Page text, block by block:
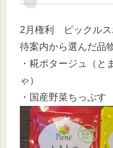
2月権利 ピックルス
待案内から選んだ品
・糀ポタージュ（と
ゃ）
・国産野菜ちっぷす